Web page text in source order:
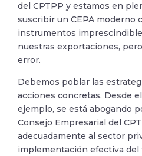
del CPTPP y estamos en
suscribir un CEPA moderno
instrumentos
nuestras exportaciones,
error.
Debemos poblar las
acciones concretas. Desde
ejemplo, se está abogando
Consejo Empresarial del
adecuadamente al sector
implementación efectiva del